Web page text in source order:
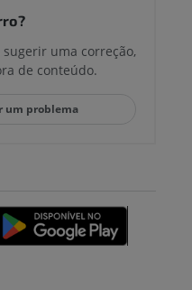
uma correção,
de conteúdo.
um problema